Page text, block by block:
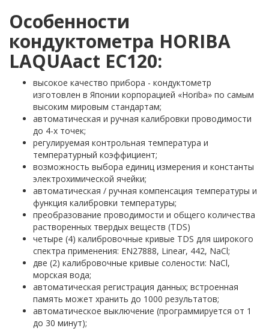
Особенности
кондуктометра HORIBA
LAQUAact EC120:
высокое качество прибора - кондуктометр
изготовлен в Японии корпорацией «Horiba» по самым
высоким мировым стандартам;
автоматическая и ручная калибровки проводимости
до 4-х точек;
регулируемая контрольная температура и
температурный коэффициент;
возможность выбора единиц измерения и константы
электрохимической ячейки;
автоматическая / ручная компенсация температуры и
функция калибровки температуры;
преобразование проводимости и общего количества
растворенных твердых веществ (TDS)
четыре (4) калибровочные кривые TDS для широкого
спектра применения: EN27888, Linear, 442, NaCl;
две (2) калибровочные кривые солености: NaCl,
морская вода;
автоматическая регистрация данных; встроенная
память может хранить до 1000 результатов;
автоматическое выключение (программируется от 1
до 30 минут);